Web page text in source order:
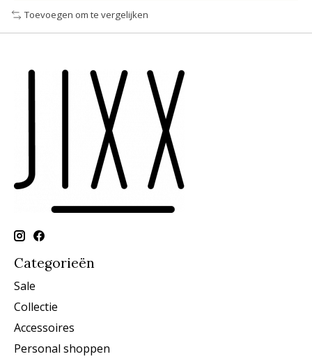
Toevoegen om te vergelijken
Categorieën
Sale
Collectie
Accessoires
Personal shoppen